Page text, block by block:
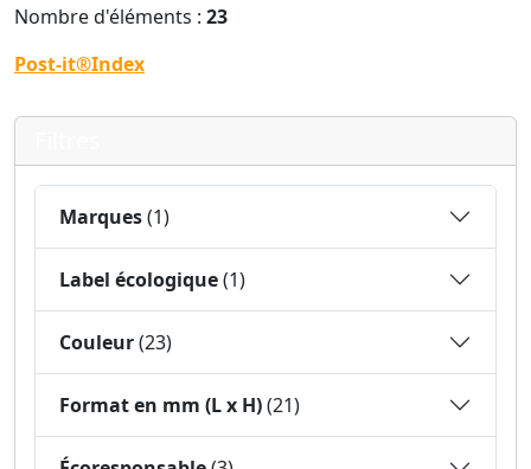
Nombre d'éléments : 23
Post-it®Index
Marques(1)
Label écologique(1)
Couleur(23)
Format en mm (L x H)(21)